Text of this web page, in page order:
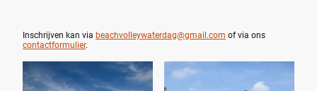
Inschrijven kan via beachvolleywaterdag@gmail.com of via ons
contactformulier.